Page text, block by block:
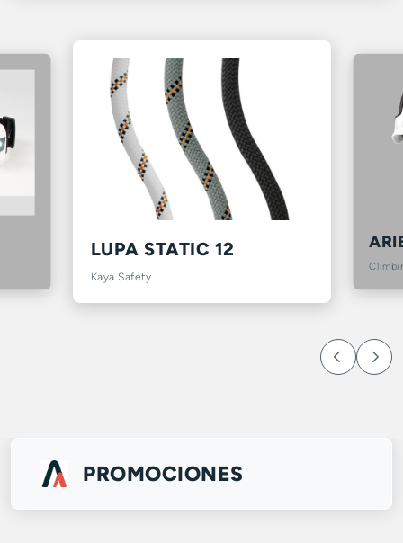
LUPA STATIC 12
Kaya Safety
PROMOCIONES